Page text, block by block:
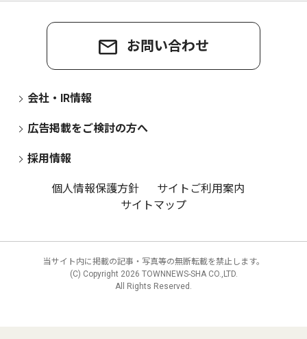
お問い合わせ
会社・IR情報
広告掲載をご検討の方へ
採用情報
個人情報保護方針
サイトご利用案内
サイトマップ
当サイト内に掲載の記事・写真等の無断転載を禁止します。
(C) Copyright 2026 TOWNNEWS-SHA CO.,LTD.
All Rights Reserved.